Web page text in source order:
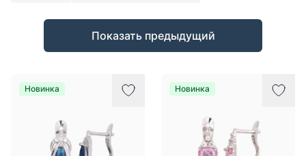
Товары
Показать предыдущий
Новинка Новинка